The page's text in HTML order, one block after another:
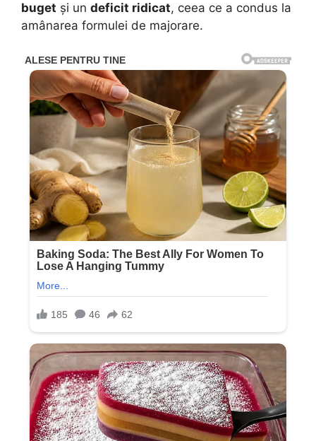
buget și un deficit ridicat, ceea ce a condus la
amânarea formulei de majorare.